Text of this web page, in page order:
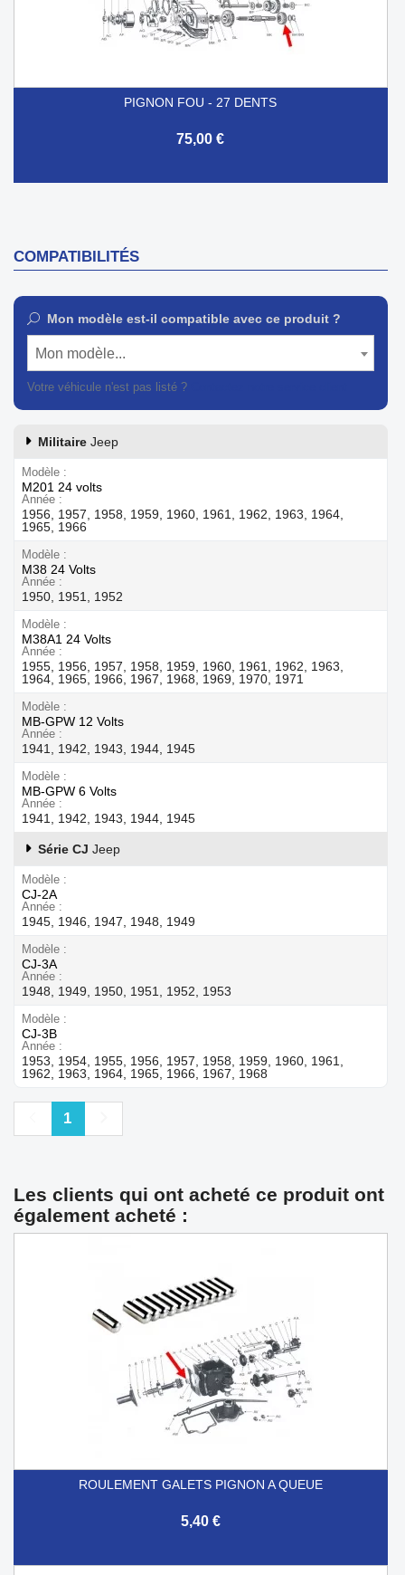
PIGNON FOU - 27 DENTS
75,00 €
COMPATIBILITÉS
Mon modèle est-il compatible avec ce produit ?
Mon modèle...
Votre véhicule n'est pas listé ?
Militaire Jeep
Modèle
M201 24 volts
Année
1956, 1957, 1958, 1959, 1960, 1961, 1962, 1963, 1964,
1965, 1966
Modèle
M38 24 Volts
Année
1950, 1951, 1952
Modèle
M38A1 24 Volts
Année
1955, 1956, 1957, 1958, 1959, 1960, 1961, 1962, 1963,
1964, 1965, 1966, 1967, 1968, 1969, 1970, 1971
Modèle
MB-GPW 12 Volts
Année
1941, 1942, 1943, 1944, 1945
Modèle
MB-GPW 6 Volts
Année
1941, 1942, 1943, 1944, 1945
Série CJ Jeep
Modèle
CJ-2A
Année
1945, 1946, 1947, 1948, 1949
Modèle
CJ-3A
Année
1948, 1949, 1950, 1951, 1952, 1953
Modèle
CJ-3B
Année
1953, 1954, 1955, 1956, 1957, 1958, 1959, 1960, 1961,
1962, 1963, 1964, 1965, 1966, 1967, 1968
Précédent
1
Les clients qui ont acheté ce produit ont
également acheté :
ROULEMENT GALETS PIGNON A QUEUE
5,40 €